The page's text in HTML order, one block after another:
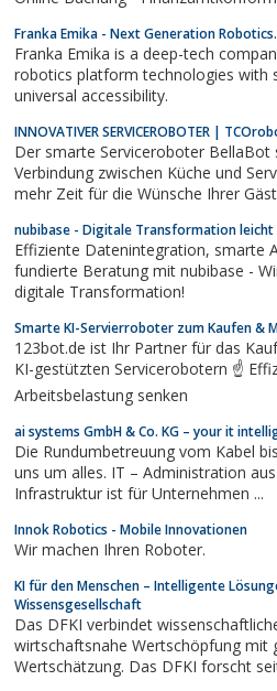
Franka Emika - Next Generation Robotics.
Franka Emika is a deep-tech
robotics platform technologies with
universal accessibility.
INNOVATIVER SERVICEROBOTER |
Der smarte Serviceroboter BellaBot
Verbindung zwischen Küche und
mehr Zeit für die Wünsche Ihrer
nubibase - Digitale Transformation
Effiziente Datenintegration, smarte Automatisierung und
fundierte Beratung mit nubibase -
digitale Transformation!
Smarte KI-Servierroboter zum Kaufen &
123bot.de ist Ihr Partner für das
KI-gestützten Servicerobotern ☝️
Arbeitsbelastung senken
ai systems GmbH & Co. KG – your it
Die Rundumbetreuung vom Kabel
uns um alles. IT – Administration
Infrastruktur ist für Unternehmen ...
Innok Robotics - Mobile Innovationen
Wir machen Ihren Roboter.
KI für den Menschen – Intelligente
Wissensgesellschaft
Das DFKI verbindet
wirtschaftsnahe Wertschöpfung mit
Wertschätzung. Das DFKI forscht